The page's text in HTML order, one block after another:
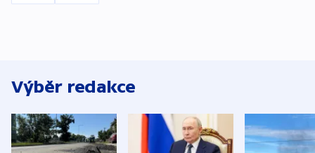
Výběr redakce